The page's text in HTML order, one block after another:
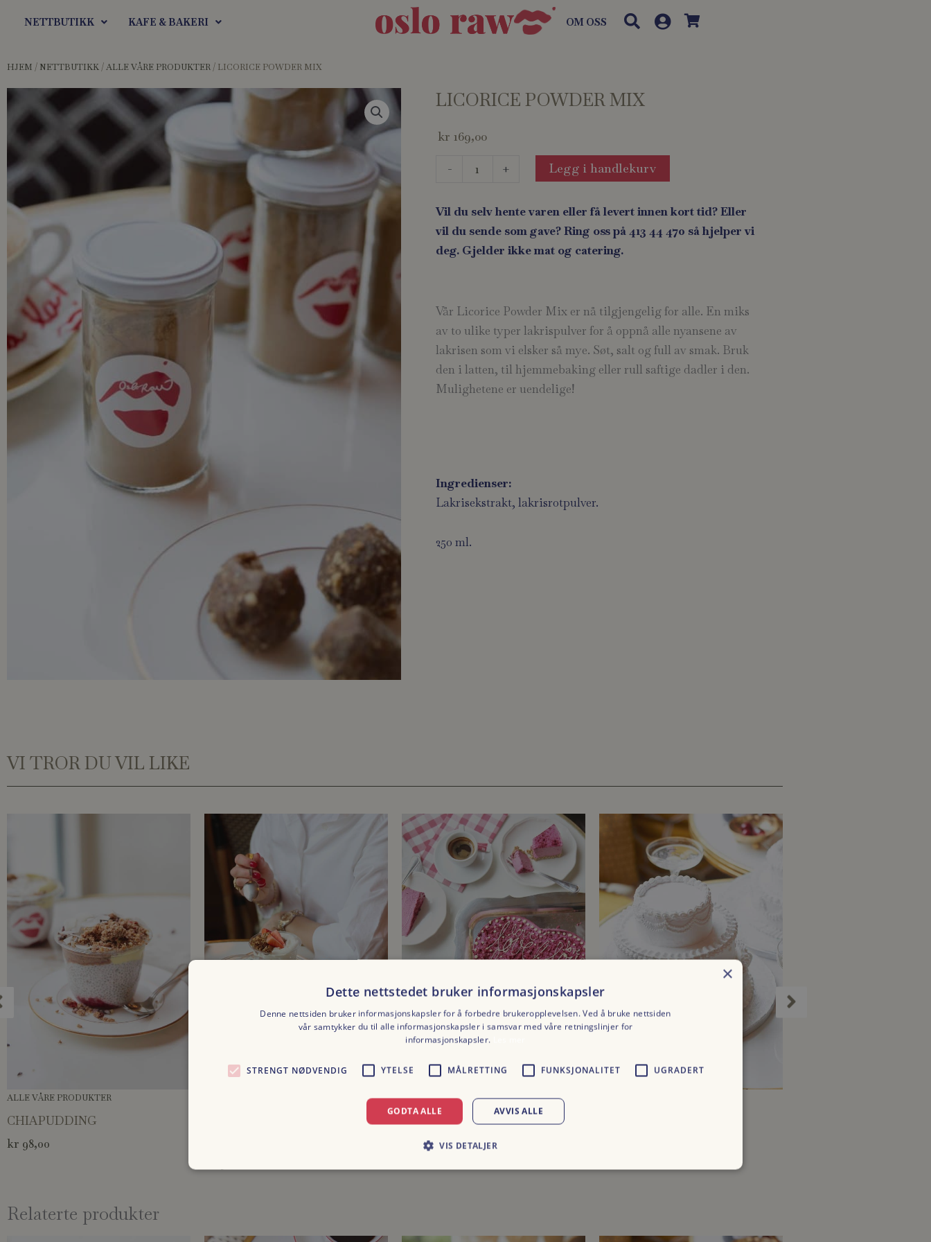
innholdet
NETTBUTIKK KAFE & BAKERI OM OSS
HJEM / NETTBUTIKK /ALLE VÅRE PRODUKTER / LICORICE POWDER MIX
LICORICE POWDER MIX
kr 169,00
-
LICORICE
+ Legg i handlekurv
Vil du selv hente varen eller få levert innen kort tid? Eller
vil du sende som gave? Ring oss på 413 44 470 så hjelper vi
deg. Gjelder ikke mat og catering.
Vår Licorice Powder Mix er nå tilgjengelig for alle. En miks
av to ulike typer lakrispulver for å oppnå alle nyansene av
lakrisen som vi elsker så mye. Søt, salt og full av smak. Bruk
den i latten, til hjemmebaking eller rull saftige dadler i den.
Mulighetene er uendelige!
Ingredienser:
Lakrisekstrakt, lakrisrotpulver.
250 ml.
VI TROR DU VIL LIKE
ALLE VÅRE PRODUKTER
CHIAPUDDING
kr 98,00
YOGHURT MED GRANOLA OG
ALLE VÅRE PRODUKTER
HJERTEFORMET KAKE
790,00
Prisområde:
kr 3200,00
kr 4500,00
Relaterte produkter
×
Dette nettstedet bruker informasjonskapsler
Denne nettsiden bruker informasjonskapsler for å forbedre brukeropplevelsen. Ved å bruke nettsiden
vår samtykker du til alle informasjonskapsler i samsvar med våre retningslinjer for
informasjonskapsler.
STRENGT NØDVENDIG YTELSE MÅLRETTING FUNKSJONALITET UGRADERT
GODTA ALLE AVVIS ALLE
VIS DETALJER